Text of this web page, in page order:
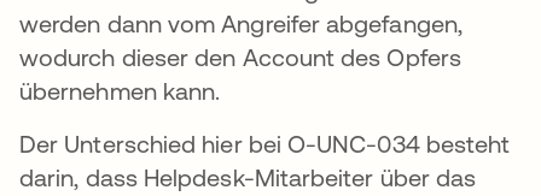
werden dann vom Angreifer abgefangen,
wodurch dieser den Account des Opfers
übernehmen kann.
Der Unterschied hier bei O-UNC-034 besteht
darin, dass Helpdesk-Mitarbeiter über das